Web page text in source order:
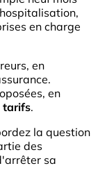
en charge
en
en
tarifs.
la question
des
sa